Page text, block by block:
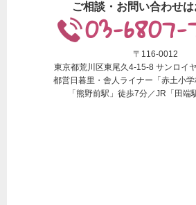
ご相談・お問い合わせ
03-6807-
〒116-0012
東京都荒川区東尾久4-15-8 サンロイ
都営日暮里・舎人ライナー「赤土小
「熊野前駅」徒歩7分／JR「田端